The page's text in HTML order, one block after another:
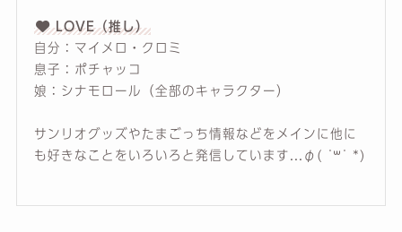
LOVE（推し）
自分：マイメロ・クロミ
息子：ポチャッコ
娘：シナモロール（全部のキャラクター）
サンリオグッズやたまごっち情報などをメインに他に
も好きなことをいろいろと発信しています...φ( ˙꒳​˙ *)